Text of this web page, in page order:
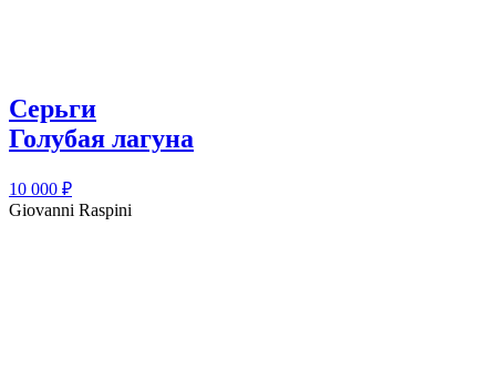
Серьги
Голубая лагуна
10 000 ₽
Giovanni Raspini